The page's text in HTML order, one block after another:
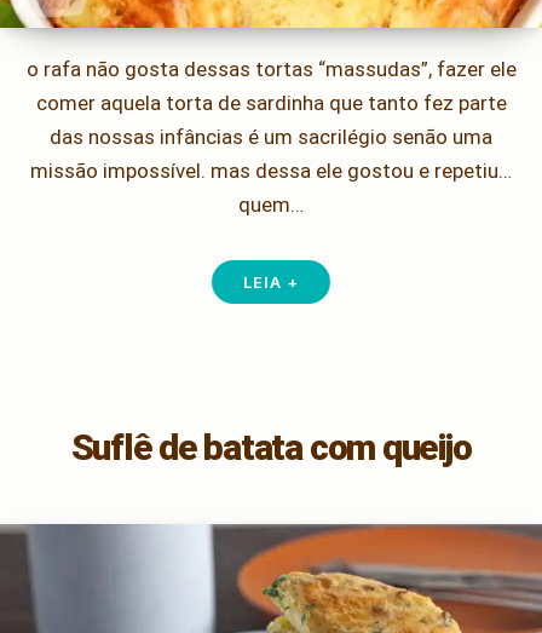
o rafa não gosta dessas tortas “massudas”, fazer ele
comer aquela torta de sardinha que tanto fez parte
das nossas infâncias é um sacrilégio senão uma
missão impossível. mas dessa ele gostou e repetiu…
quem…
LEIA +
Suflê de batata com queijo